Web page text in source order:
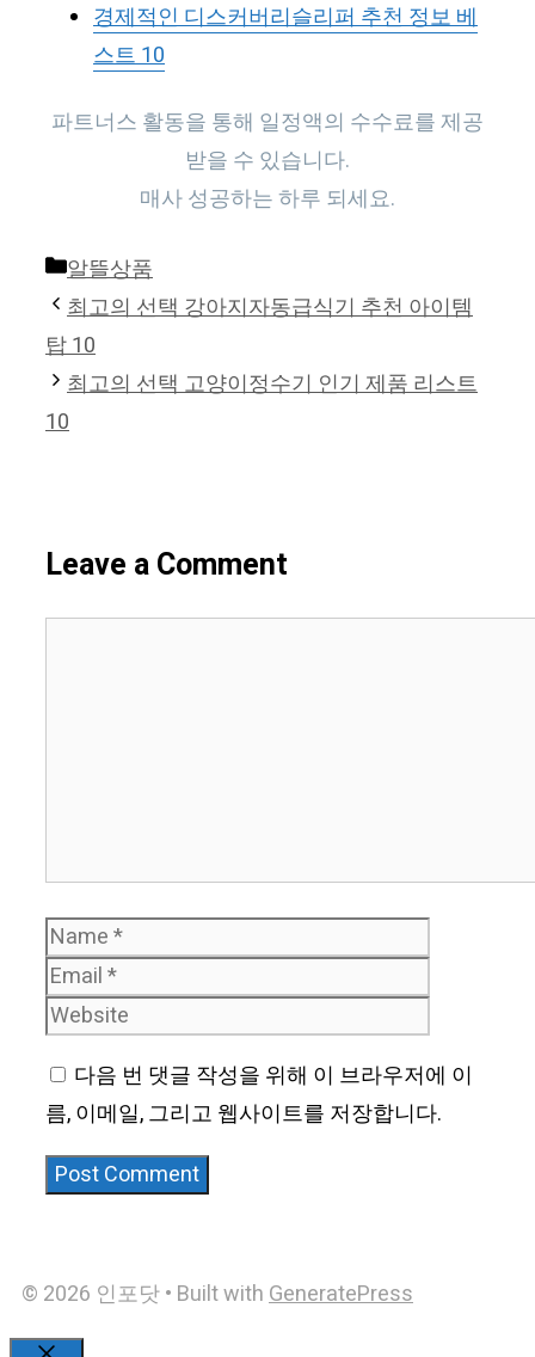
경제적인 디스커버리슬리퍼 추천 정보 베
스트 10
파트너스 활동을 통해 일정액의 수수료를 제공
받을 수 있습니다.
매사 성공하는 하루 되세요.
Categories
알뜰상품
최고의 선택 강아지자동급식기 추천 아이템
탑 10
최고의 선택 고양이정수기 인기 제품 리스트
10
Leave a Comment
Name
다음 번 댓글 작성을 위해 이 브라우저에 이
름, 이메일, 그리고 웹사이트를 저장합니다.
© 2026 인포닷• Built withGeneratePress